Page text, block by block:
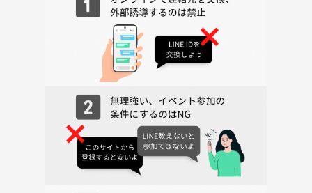
🟩🟩🟩🟩🟩🟩 募集について 🟩🟩🟩🟩🟩🟩
定員15名(最少催行人数6名)
※性別・年齢は問いません
⭐️こんな方にオススメ⭐️
⚪︎これからキャンプを始めたい
⚪︎キャンプに興味があるけどきっかけがない
⚪︎みんなでわいわい何かをしたい
⚪︎休日を充実させたい